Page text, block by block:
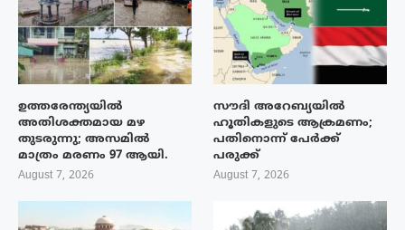
ഉത്തരേന്ത്യയിൽ
അതിശക്തമായ മഴ
തുടരുന്നു; അസമിൽ
മാത്രം മരണം 97 ആയി.
August 7, 2026
സൗദി അറേബ്യയിൽ
ഹൂതികളുടെ ആക്രമണം;
പതിനൊന്ന് പേർക്ക്
പരുക്ക്
August 7, 2026